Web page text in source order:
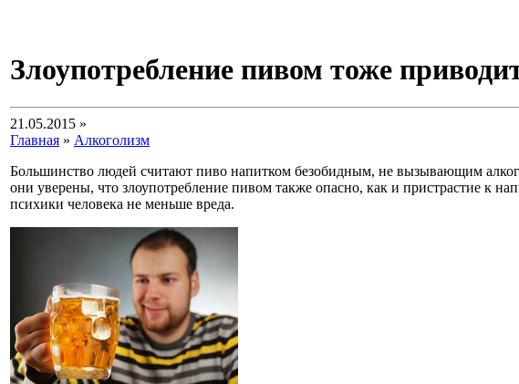
Злоупотребление пивом тоже
21.05.2015 »
Главная » Алкоголизм
Большинство людей считают пиво напитком безобидным, не вызывающим
они уверены, что злоупотребление пивом также опасно, как и пристрастие к
психики человека не меньше вреда.